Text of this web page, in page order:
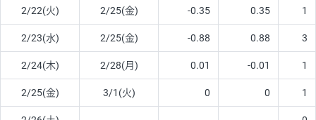
2/22(火) 2/25(金) -0.35 0.35 1
2/23(水) 2/25(金) -0.88 0.88 3
2/24(木) 2/28(月) 0.01 -0.01 1
2/25(金) 3/1(火) 0 0 1